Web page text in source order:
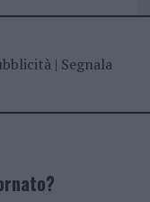
| Segnala